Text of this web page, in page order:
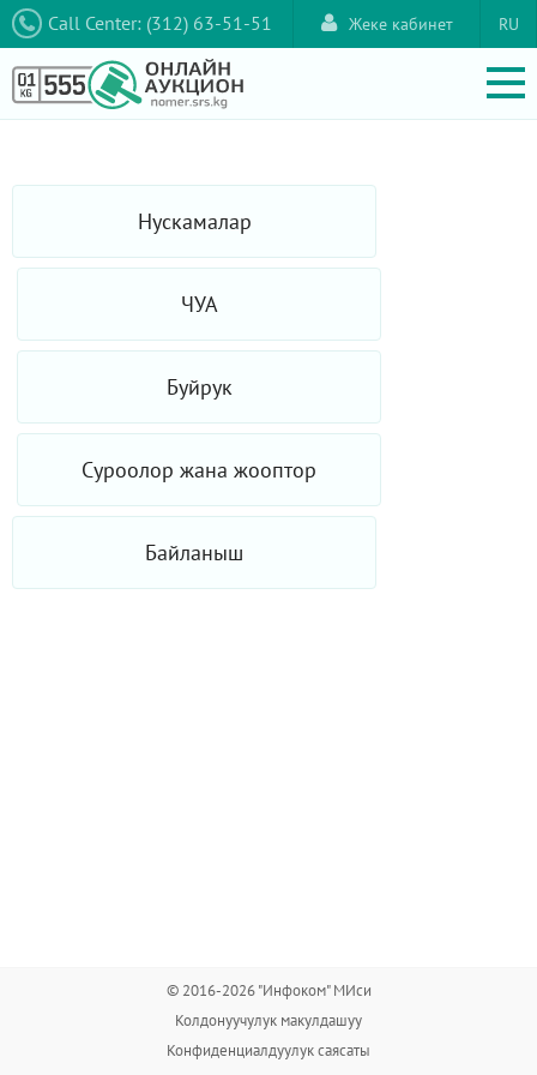
Call Center: (312) 63-51-51 RU
Жеке кабинет
Нускамалар
ЧУА
Буйрук
Суроолор жана жооптор
Байланыш
© 2016-2026 "Инфоком" МИси
Колдонуучулук макулдашуу
Конфиденциалдуулук саясаты